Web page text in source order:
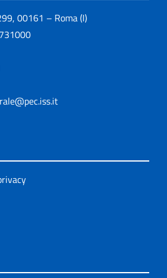
00161 – Roma (I)